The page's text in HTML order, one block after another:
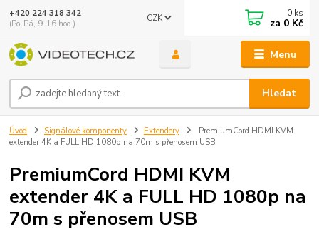
Menu
CZK
Hledat
+420 224 318 342
(Po-Pá, 9-16 hod.)
0 ks
za 0 Kč
Úvod Signálové komponenty Extendery
PremiumCord HDMI KVM
extender 4K a FULL HD 1080p na 70m s přenosem USB
PremiumCord HDMI KVM
extender 4K a FULL HD 1080p na
70m s přenosem USB